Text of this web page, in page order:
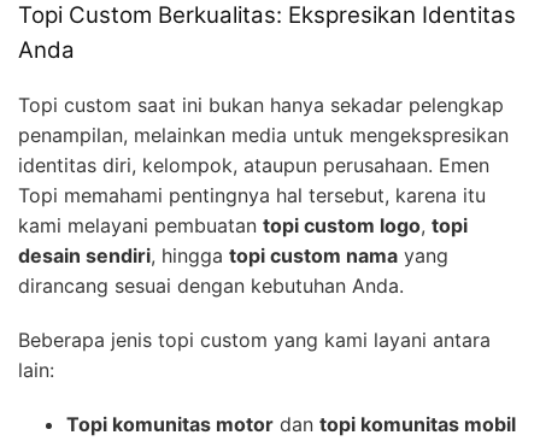
Topi Custom Berkualitas: Ekspresikan Identitas
Anda
Topi custom saat ini bukan hanya sekadar pelengkap
penampilan, melainkan media untuk mengekspresikan
identitas diri, kelompok, ataupun perusahaan. Emen
Topi memahami pentingnya hal tersebut, karena itu
kami melayani pembuatan topi custom logo, topi
desain sendiri, hingga topi custom nama yang
dirancang sesuai dengan kebutuhan Anda.
Beberapa jenis topi custom yang kami layani antara
lain:
Topi komunitas motor dan topi komunitas mobil